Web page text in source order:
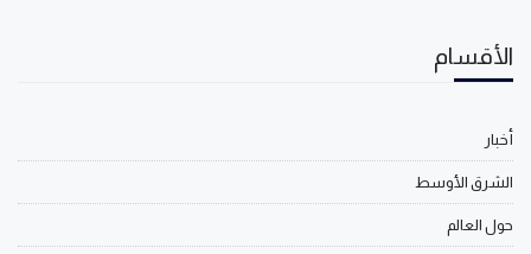
الأقسام
أخبار
الشرق الأوسط
حول العالم